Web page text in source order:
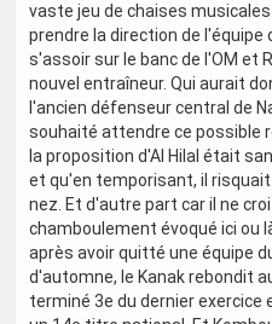
vaste jeu de chaises
prendre la direction de l'équipe
s'assoir sur le banc de l'OM et
nouvel entraîneur. Qui aurait
l'ancien défenseur central de
souhaité attendre ce possible
la proposition d'Al Hilal était
et qu'en temporisant, il
nez. Et d'autre part car il ne
chamboulement évoqué ici ou
après avoir quitté une équipe
d'automne, le Kanak rebondit
terminé 3e du dernier exercice